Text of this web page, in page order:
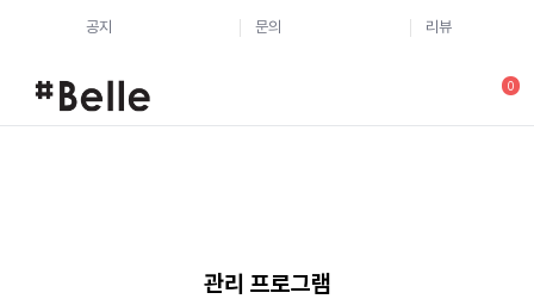
공지 문의 리뷰
0
관리 프로그램